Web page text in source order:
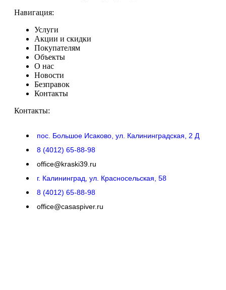
Навигация:
Услуги
Акции и скидки
Покупателям
Объекты
О нас
Новости
Безправок
Контакты
Контакты:
пос. Большое Исаково, ул. Калининградская, 2 Д
8 (4012) 65-88-98
office@kraski39.ru
г. Калининград, ул. Красносельская, 58
8 (4012) 65-88-98
office@casaspiver.ru